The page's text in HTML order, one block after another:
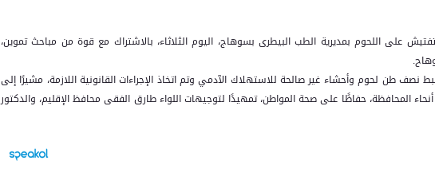
على اللحوم بمديرية الطب البيطرى بسوهاج، اليوم الثلاثاء، بالاشتراك مع قوة من مباحث تموين،
نصف طن لحوم وأحشاء غير صالحة للاستهلاك الآدمي وتم اتخاذ الإجراءات القانونية اللازمة، مشيرًا إلى
المحافظة، حفاظًا على صحة المواطن، تمهيدًا لتوجيهات اللواء طارق الفقى محافظ الإقليم، والدكتور